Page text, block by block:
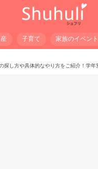
子育て 家族のイベント
探し方や具体的なやり方をご紹介！学年